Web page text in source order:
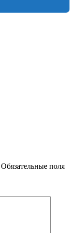
Обязательные поля